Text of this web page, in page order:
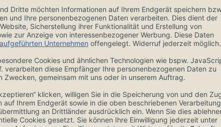
triangle Ziseliermesser Spirit dreieckig
720160401
7,90 €
In den Warenkorb